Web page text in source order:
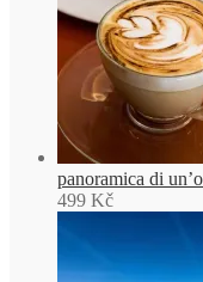
panoramica di
499 Kč